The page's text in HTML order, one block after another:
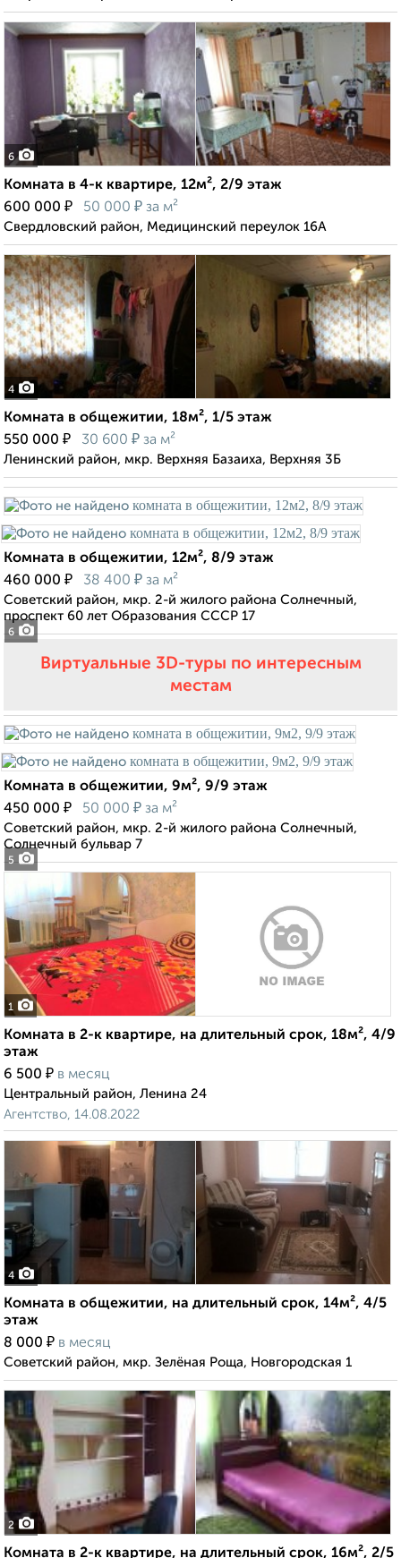
6
Комната в 4-к квартире, 12м², 2/9 этаж
600 000 ₽ 50 000 ₽ за м²
Свердловский район, Медицинский переулок 16А
4
Комната в общежитии, 18м², 1/5 этаж
550 000 ₽ 30 600 ₽ за м²
Ленинский район, мкр. Верхняя Базаиха, Верхняя 3Б
6
Комната в общежитии, 12м², 8/9 этаж
460 000 ₽ 38 400 ₽ за м²
Советский район, мкр. 2-й жилого района Солнечный,
проспект 60 лет Образования СССР 17
Виртуальные 3D-туры по интересным
местам
5
Комната в общежитии, 9м², 9/9 этаж
450 000 ₽ 50 000 ₽ за м²
Советский район, мкр. 2-й жилого района Солнечный,
Солнечный бульвар 7
1
Комната в 2-к квартире, на длительный срок, 18м², 4/9
этаж
6 500 ₽ в месяц
Центральный район, Ленина 24
Агентство, 14.08.2022
4
Комната в общежитии, на длительный срок, 14м², 4/5
этаж
8 000 ₽ в месяц
Советский район, мкр. Зелёная Роща, Новгородская 1
2
Комната в 2-к квартире, на длительный срок, 16м², 2/5